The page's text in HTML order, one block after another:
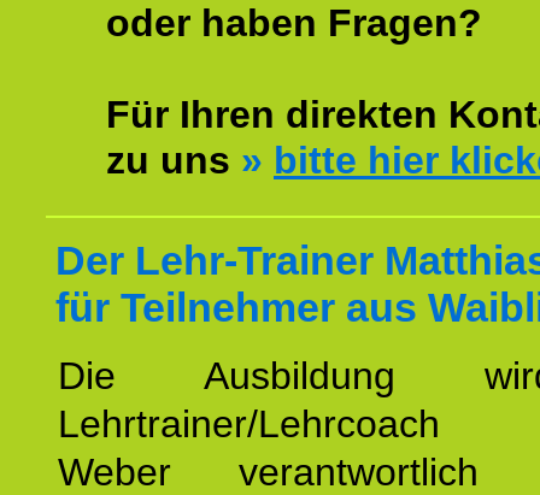
oder haben Fragen?
Für Ihren direkten
zu uns » bitte hier
Der Lehr-Trainer
für Teilnehmer aus
Die Ausbildung
Lehrtrainer/Lehrcoach
Weber